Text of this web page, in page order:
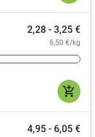
2,28 - 3,25 €
6,50 €/kg
add_shopping_cart
4,95 - 6,05 €